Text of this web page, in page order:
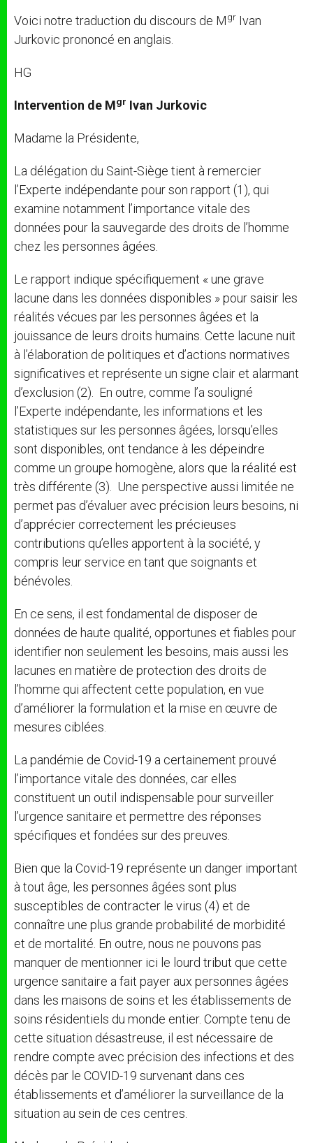
Voici notre traduction du discours de Mgr Ivan
Jurkovic prononcé en anglais.
HG
Intervention de Mgr Ivan Jurkovic
Madame la Présidente,
La délégation du Saint-Siège tient à remercier
l’Experte indépendante pour son rapport (1), qui
examine notamment l’importance vitale des
données pour la sauvegarde des droits de l’homme
chez les personnes âgées.
Le rapport indique spécifiquement « une grave
lacune dans les données disponibles » pour saisir les
réalités vécues par les personnes âgées et la
jouissance de leurs droits humains. Cette lacune nuit
à l’élaboration de politiques et d’actions normatives
significatives et représente un signe clair et alarmant
d’exclusion (2). En outre, comme l’a souligné
l’Experte indépendante, les informations et les
statistiques sur les personnes âgées, lorsqu’elles
sont disponibles, ont tendance à les dépeindre
comme un groupe homogène, alors que la réalité est
très différente (3). Une perspective aussi limitée ne
permet pas d’évaluer avec précision leurs besoins, ni
d’apprécier correctement les précieuses
contributions qu’elles apportent à la société, y
compris leur service en tant que soignants et
bénévoles.
En ce sens, il est fondamental de disposer de
données de haute qualité, opportunes et fiables pour
identifier non seulement les besoins, mais aussi les
lacunes en matière de protection des droits de
l’homme qui affectent cette population, en vue
d’améliorer la formulation et la mise en œuvre de
mesures ciblées.
La pandémie de Covid-19 a certainement prouvé
l’importance vitale des données, car elles
constituent un outil indispensable pour surveiller
l’urgence sanitaire et permettre des réponses
spécifiques et fondées sur des preuves.
Bien que la Covid-19 représente un danger important
à tout âge, les personnes âgées sont plus
susceptibles de contracter le virus (4) et de
connaître une plus grande probabilité de morbidité
et de mortalité. En outre, nous ne pouvons pas
manquer de mentionner ici le lourd tribut que cette
urgence sanitaire a fait payer aux personnes âgées
dans les maisons de soins et les établissements de
soins résidentiels du monde entier. Compte tenu de
cette situation désastreuse, il est nécessaire de
rendre compte avec précision des infections et des
décès par le COVID-19 survenant dans ces
établissements et d’améliorer la surveillance de la
situation au sein de ces centres.